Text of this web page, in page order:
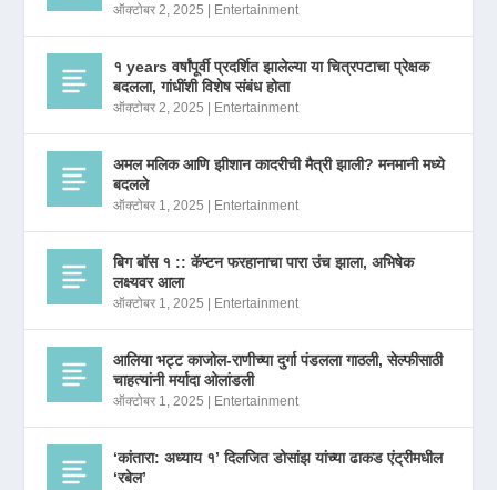
ऑक्टोबर 2, 2025 Entertainment
१ years वर्षांपूर्वी प्रदर्शित झालेल्या या चित्रपटाचा प्रेक्षक
बदलला, गांधींशी विशेष संबंध होता
ऑक्टोबर 2, 2025 Entertainment
अमल मलिक आणि झीशान कादरीची मैत्री झाली? मनमानी मध्ये
बदलले
ऑक्टोबर 1, 2025 Entertainment
बिग बॉस १ :: कॅप्टन फरहानाचा पारा उंच झाला, अभिषेक
लक्ष्यवर आला
ऑक्टोबर 1, 2025 Entertainment
आलिया भट्ट काजोल-राणीच्या दुर्गा पंडलला गाठली, सेल्फीसाठी
चाहत्यांनी मर्यादा ओलांडली
ऑक्टोबर 1, 2025 Entertainment
‘कांतारा: अध्याय १’ दिलजित डोसांझ यांच्या ढाकड एंट्रीमधील
‘रबेल’